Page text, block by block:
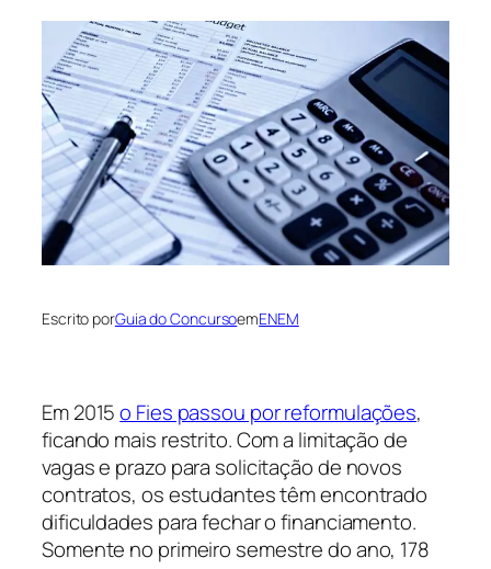
Escrito porGuia do ConcursoemENEM
Em 2015o Fies passou por reformulações,
ficando mais restrito. Com a limitação de
vagas e prazo para solicitação de novos
contratos, os estudantes têm encontrado
dificuldades para fechar o financiamento.
Somente no primeiro semestre do ano, 178